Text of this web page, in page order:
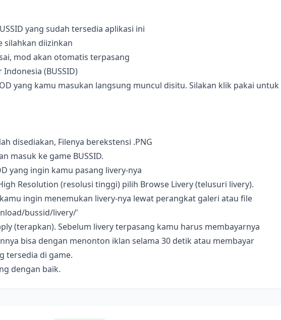
yang sudah tersedia aplikasi ini
silahkan diizinkan
mod akan otomatis terpasang
(BUSSID)
yang kamu masukan langsung muncul disitu. Silakan klik pakai untuk
disediakan, Filenya berekstensi .PNG
masuk ke game BUSSID.
yang ingin kamu pasang livery-nya
Resolution (resolusi tinggi) pilih Browse Livery (telusuri livery).
ingin menemukan livery-nya lewat perangkat galeri atau file
bussid/livery/'
(terapkan). Sebelum livery terpasang kamu harus membayarnya
bisa dengan menonton iklan selama 30 detik atau membayar
tersedia di game.
dengan baik.